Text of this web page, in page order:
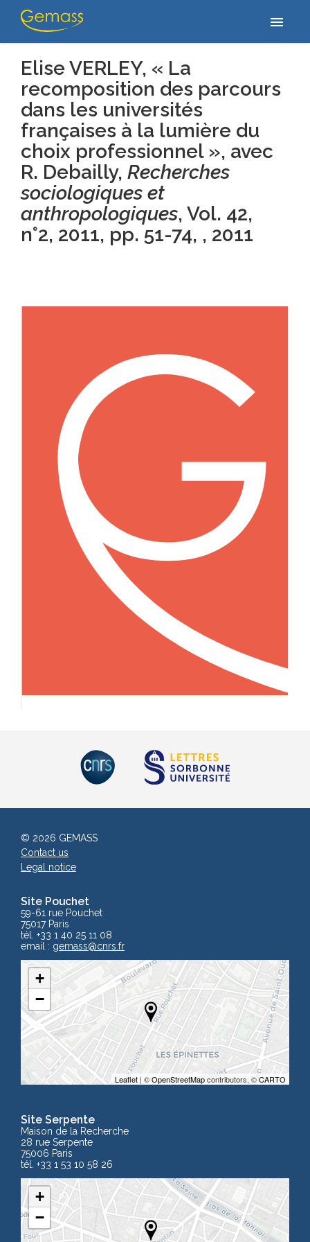
menu
Home /Publications
dans les universités françaises à la lumière du…
Elise VERLEY, « La
recomposition des parcours
dans les universités
françaises à la lumière du
choix professionnel », avec
R. Debailly, Recherches
sociologiques et
anthropologiques, Vol. 42,
n°2, 2011, pp. 51-74, , 2011
Site Pouchet
59-61 rue Pouchet
75017 Paris
tél. +33 1 40 25 11 08
email : gemass@cnrs.fr
+
−
Leaflet | ©OpenStreetMapcontributors, ©CARTO
Site Serpente
Maison de la Recherche
28 rue Serpente
75006 Paris
tél. +33 1 53 10 58 26
+
−
© 2026 GEMASS
Contact us
Legal notice